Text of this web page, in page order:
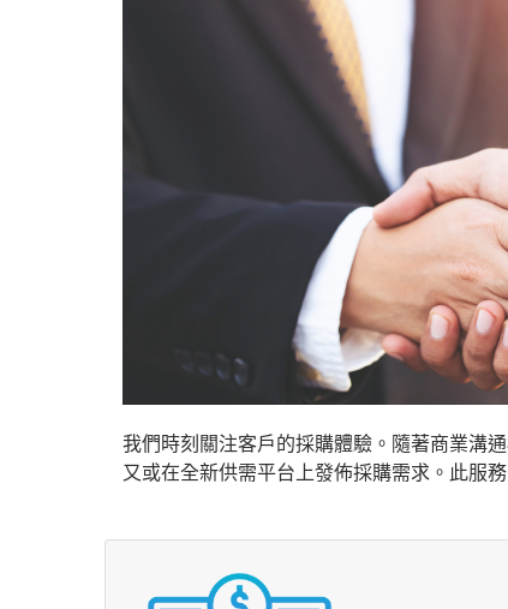
我們時刻關注客戶的採購體驗。隨著商業溝
又或在全新供需平台上發佈採購需求。此服